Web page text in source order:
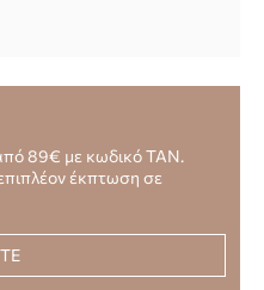
89€ με κωδικό TAN.
έκπτωση σε